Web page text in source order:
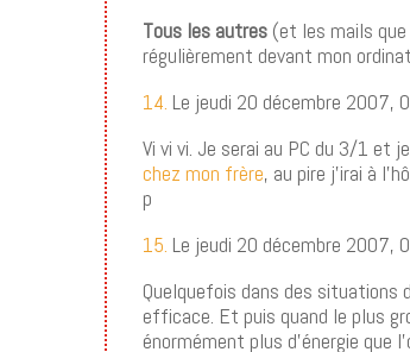
Tous les autres (et les mails que
régulièrement devant mon
14. Le jeudi 20 décembre 2007,
Vi vi vi. Je serai au PC du 3/1 et
chez mon frère, au pire j’irai à
p
15. Le jeudi 20 décembre 2007,
Quelquefois dans des situations
efficace. Et puis quand le plus
énormément plus d’énergie que